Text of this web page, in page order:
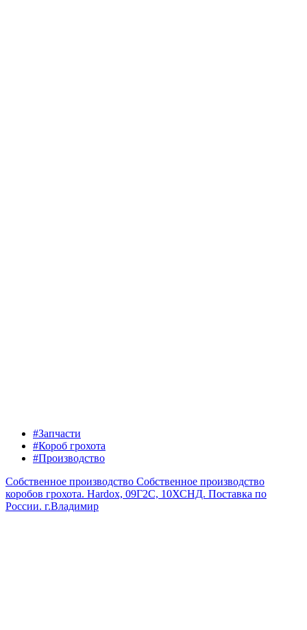
#Запчасти
#Короб грохота
#Производство
Собственное производство Собственное производство
коробов грохота. Hardox, 09Г2С, 10ХСНД. Поставка по
России. г.Владимир